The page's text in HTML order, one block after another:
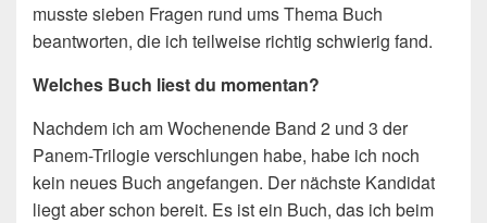
musste sieben Fragen rund ums Thema Buch
beantworten, die ich teilweise richtig schwierig fand.
Welches Buch liest du momentan?
Nachdem ich am Wochenende Band 2 und 3 der
Panem-Trilogie verschlungen habe, habe ich noch
kein neues Buch angefangen. Der nächste Kandidat
liegt aber schon bereit. Es ist ein Buch, das ich beim